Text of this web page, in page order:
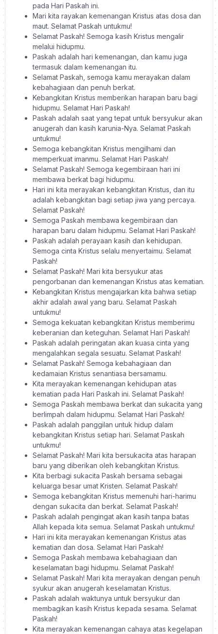
pada Hari Paskah ini.
Mari kita rayakan kemenangan Kristus atas dosa dan
maut. Selamat Paskah untukmu!
Selamat Paskah! Semoga kasih Kristus mengalir
melalui hidupmu.
Paskah adalah hari kemenangan, dan kamu juga
termasuk dalam kemenangan itu.
Selamat Paskah, semoga kamu merayakan dalam
kebahagiaan dan penuh berkat.
Kebangkitan Kristus memberikan harapan baru bagi
hidupmu. Selamat Hari Paskah!
Paskah adalah saat yang tepat untuk bersyukur akan
anugerah dan kasih karunia-Nya. Selamat Paskah
untukmu!
Semoga kebangkitan Kristus mengilhami dan
memperkuat imanmu. Selamat Hari Paskah!
Selamat Paskah! Semoga kegembiraan hari ini
membawa berkat bagi hidupmu.
Hari ini kita merayakan kebangkitan Kristus, dan itu
adalah kebangkitan bagi setiap jiwa yang percaya.
Selamat Paskah!
Semoga Paskah membawa kegembiraan dan
harapan baru dalam hidupmu. Selamat Hari Paskah!
Paskah adalah perayaan kasih dan kehidupan.
Semoga cinta Kristus selalu menyertaimu. Selamat
Paskah!
Selamat Paskah! Mari kita bersyukur atas
pengorbanan dan kemenangan Kristus atas kematian.
Kebangkitan Kristus mengajarkan kita bahwa setiap
akhir adalah awal yang baru. Selamat Paskah
untukmu!
Semoga kekuatan kebangkitan Kristus memberimu
keberanian dan keteguhan. Selamat Hari Paskah!
Paskah adalah peringatan akan kuasa cinta yang
mengalahkan segala sesuatu. Selamat Paskah!
Selamat Paskah! Semoga kebahagiaan dan
kedamaian Kristus senantiasa bersamamu.
Kita merayakan kemenangan kehidupan atas
kematian pada Hari Paskah ini. Selamat Paskah!
Semoga Paskah membawa berkat dan sukacita yang
berlimpah dalam hidupmu. Selamat Hari Paskah!
Paskah adalah panggilan untuk hidup dalam
kebangkitan Kristus setiap hari. Selamat Paskah
untukmu!
Selamat Paskah! Mari kita bersukacita atas harapan
baru yang diberikan oleh kebangkitan Kristus.
Kita berbagi sukacita Paskah bersama sebagai
keluarga besar umat Kristen. Selamat Paskah!
Semoga kebangkitan Kristus memenuhi hari-harimu
dengan sukacita dan berkat. Selamat Paskah!
Paskah adalah pengingat akan kasih tanpa batas
Allah kepada kita semua. Selamat Paskah untukmu!
Hari ini kita merayakan kemenangan Kristus atas
kematian dan dosa. Selamat Hari Paskah!
Semoga Paskah membawa kebahagiaan dan
keselamatan bagi hidupmu. Selamat Paskah!
Selamat Paskah! Mari kita merayakan dengan penuh
syukur akan anugerah keselamatan Kristus.
Paskah adalah waktunya untuk bersyukur dan
membagikan kasih Kristus kepada sesama. Selamat
Paskah!
Kita merayakan kemenangan cahaya atas kegelapan